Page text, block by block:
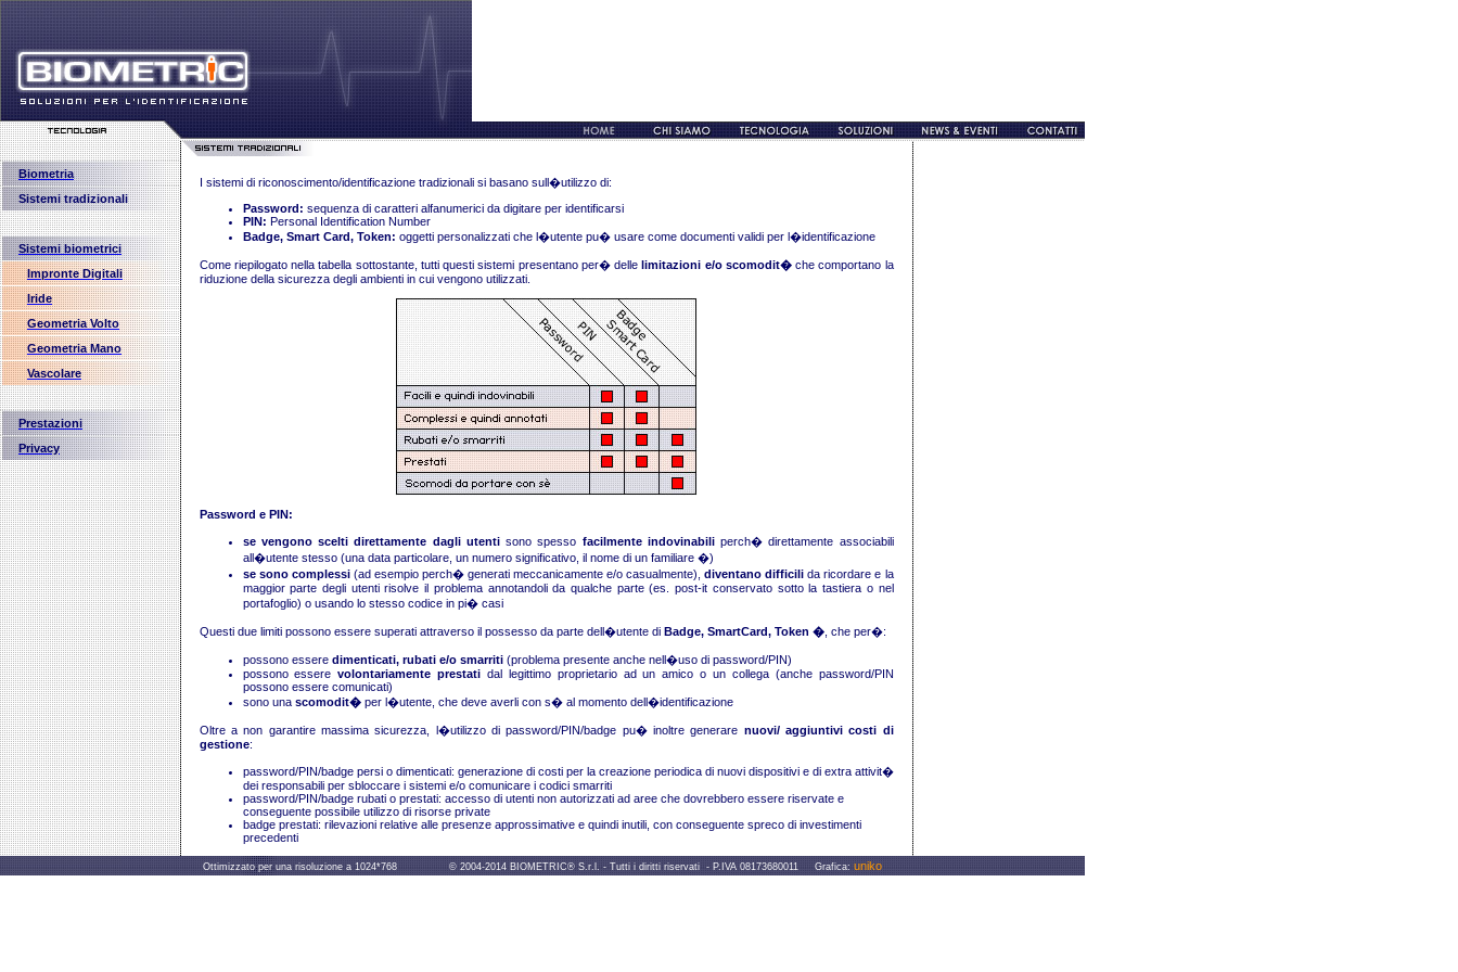
Biometria
Sistemi tradizionali
Sistemi biometrici
Impronte Digitali
Iride
Geometria Volto
Geometria Mano
Vascolare
Prestazioni
Privacy
I sistemi di riconoscimento/identificazione tradizionali si basano sull�utilizzo di:
Password: sequenza di caratteri alfanumerici da digitare per identificarsi
PIN: Personal Identification Number
Badge, Smart Card, Token: oggetti personalizzati che l�utente pu� usare come documenti validi per l�identificazione
Come riepilogato nella tabella sottostante, tutti questi sistemi presentano per� dellelimitazioni e/o scomodit�che comportano la
riduzione della sicurezza degli ambienti in cui vengono utilizzati.
Password e PIN:
se vengono scelti direttamente dagli utentisono spesso facilmente indovinabiliperch� direttamente associabili
all�utente stesso (una data particolare, un numero significativo, il nome di un familiare �)
se sono complessi(ad esempio perch� generati meccanicamente e/o casualmente),diventano difficili da ricordare e la
maggior parte degli utenti risolve il problema annotandoli da qualche parte (es. post-it conservato sotto la tastiera o nel
portafoglio) o usando lo stesso codice in pi� casi
Questi due limiti possono essere superati attraverso il possesso da parte dell�utente di Badge, SmartCard, Token �, che per�:
possono essere dimenticati, rubati e/o smarriti(problema presente anche nell�uso di password/PIN)
possono esserevolontariamente prestati dal legittimo proprietario ad un amico o un collega (anche password/PIN
possono essere comunicati)
sono una scomodit�per l�utente, che deve averli con s� al momento dell�identificazione
Oltre a non garantire massima sicurezza, l�utilizzo di password/PIN/badge pu� inoltre generare nuovi/ aggiuntivi costi di
gestione:
password/PIN/badge persi o dimenticati: generazione di costi per la creazione periodica di nuovi dispositivi e di extra attivit�
dei responsabili per sbloccare i sistemi e/o comunicare i codici smarriti
password/PIN/badge rubati o prestati: accesso di utenti non autorizzati ad aree che dovrebbero essere riservate e
conseguente possibile utilizzo di risorse private
badge prestati: rilevazioni relative alle presenze approssimative e quindi inutili, con conseguente spreco di investimenti
precedenti
Ottimizzato per una risoluzione a 1024*768 © 2004-2014 BIOMETRIC® S.r.l. - Tutti i diritti riservati - P.IVA 08173680011 Grafica: uniko